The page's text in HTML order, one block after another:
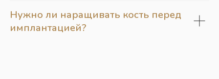
Нужно ли наращивать кость перед
имплантацией?